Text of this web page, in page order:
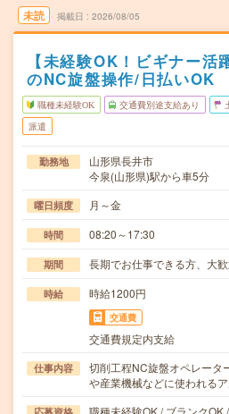
未読 掲載日 2026/08/05
【未経験OK！ビギナー活
のNC旋盤操作/日払いOK
職種未経験OK 交通費別途支給あり
派遣
勤務地
山形県長井市
今泉(山形県)駅から車5分
曜日頻度 月～金
時間 08:20～17:30
期間 長期でお仕事できる方、大歓
時給 時給1200円
交通費
交通費規定内支給
仕事内容
切削工程NC旋盤オペレータ
や産業機械などに使われる
職種未経験OK / ブランクOK